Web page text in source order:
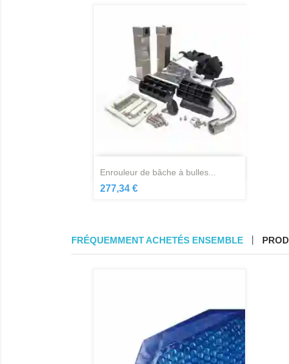
enrouleur de bâche à bulles...
277,34 €
FRÉQUEMMENT ACHETÉS ENSEMBLE